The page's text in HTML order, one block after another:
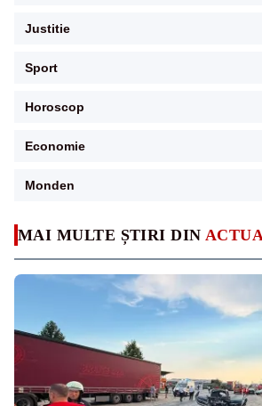
MAI MULTE ȘTIRI DIN
Justitie
Sport
Horoscop
Economie
Monden